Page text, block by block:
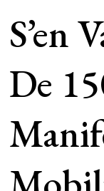
S’en
De